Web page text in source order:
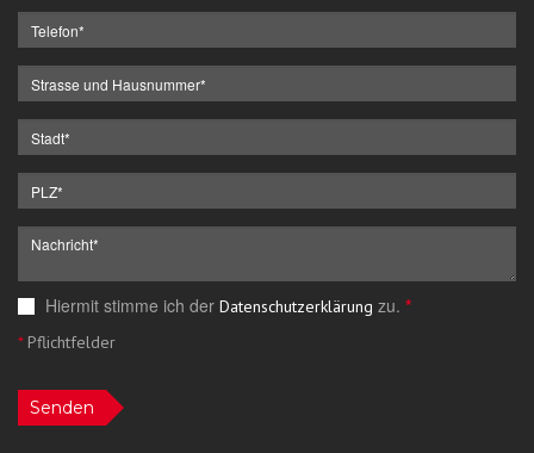
Hiermit stimme ich der Datenschutzerklärung zu. *
*Pflichtfelder
Senden